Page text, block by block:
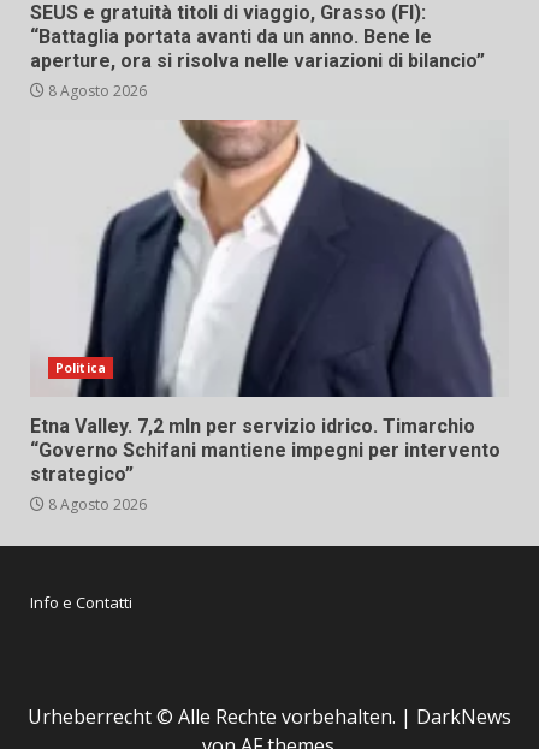
SEUS e gratuità titoli di viaggio, Grasso (FI):
“Battaglia portata avanti da un anno. Bene le
aperture, ora si risolva nelle variazioni di bilancio”
8 Agosto 2026
Politica
Etna Valley. 7,2 mln per servizio idrico. Timarchio
“Governo Schifani mantiene impegni per intervento
strategico”
8 Agosto 2026
Info e Contatti
Urheberrecht © Alle Rechte vorbehalten. | DarkNews